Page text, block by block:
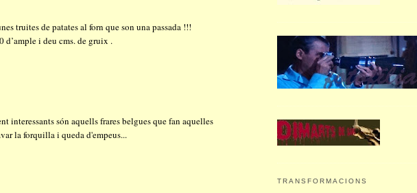
truites de patates al forn que son una passada !!!
i deu cms. de gruix .
interessants són aquells frares belgues que fan aquelles
la forquilla i queda d'empeus...
TRANSFORMACIONS